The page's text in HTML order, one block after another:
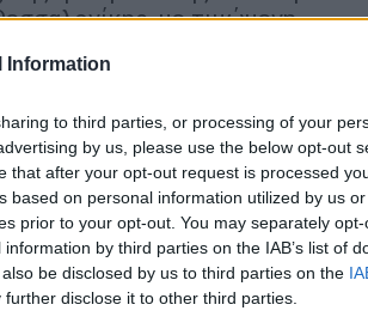
Information
to third parties, or processing of your
by us, please use the below opt-out
that after your opt-out request is processed
based on personal information utilized by us
prior to your opt-out. You may separately
by third parties on the IAB’s list of
be disclosed by us to third parties on the
further disclose it to other third parties.
με τιμώμενη
17:00
απ' όλον τον κόσμο
Έκθεση Βιβλίου
- Τα highlights του
σε σημείο